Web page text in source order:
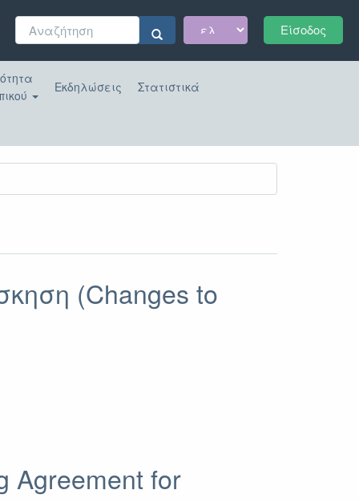
Είσοδος
Φόρμα
αναζήτησης
Αναζήτηση
Εκδηλώσεις Στατιστικά
(Changes to
for